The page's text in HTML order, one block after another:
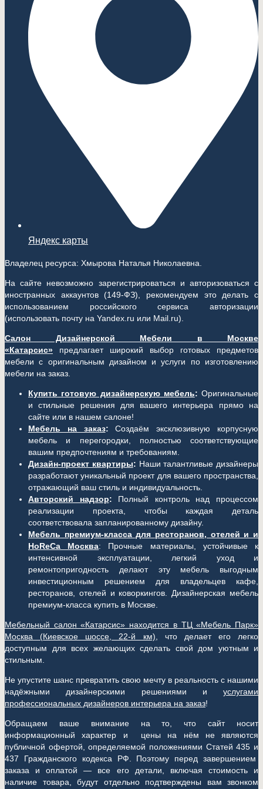
Яндекс карты
Владелец ресурса: Хмырова Наталья Николаевна.
На сайте невозможно зарегистрироваться и авторизоваться с
иностранных аккаунтов (149-ФЗ), рекомендуем это делать с
использованием российского сервиса авторизации
(использовать почту на Yandex.ru или Mail.ru).
Салон Дизайнерской Мебели в Москве
«Катарсис»
предлагает широкий выбор готовых предметов
мебели с оригинальным дизайном и услуги по изготовлению
мебели на заказ.
Купить готовую дизайнерскую мебель: Оригинальные
и стильные решения для вашего интерьера прямо на
сайте или в нашем салоне!
Мебель на заказ: Создаём эксклюзивную корпусную
мебель и перегородки, полностью соответствующие
вашим предпочтениям и требованиям.
Дизайн-проект квартиры: Наши талантливые дизайнеры
разработают уникальный проект для вашего пространства,
отражающий ваш стиль и индивидуальность.
Авторский надзор: Полный контроль над процессом
реализации проекта, чтобы каждая деталь
соответствовала запланированному дизайну.
Мебель премиум-класса для ресторанов, отелей и и
HoReCa Москва: Прочные материалы, устойчивые к
интенсивной эксплуатации, легкий уход и
ремонтопригодность делают эту мебель выгодным
инвестиционным решением для владельцев кафе,
ресторанов, отелей и коворкингов. Дизайнерская мебель
премиум-класса купить в Москве.
Мебельный салон «Катарсис» находится в ТЦ «Мебель Парк»
Москва (Киевское шоссе, 22-й км) , что делает его легко
доступным для всех желающих сделать свой дом уютным и
стильным.
Не упустите шанс превратить свою мечту в реальность с нашими
надёжными дизайнерскими решениями и услугами
профессиональных дизайнеров интерьера на заказ!
Обращаем ваше внимание на то, что сайт носит
информационный характер и цены на нём не являются
публичной офертой, определяемой положениями Статей 435 и
437 Гражданского кодекса РФ. Поэтому перед завершением
заказа и оплатой — все его детали, включая стоимость и
наличие товара, будут отдельно подтверждены вам звонком